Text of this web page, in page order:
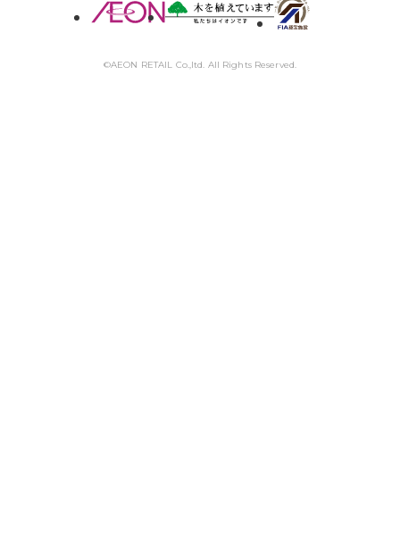
©AEON RETAIL Co.,ltd. All Rights Reserved.